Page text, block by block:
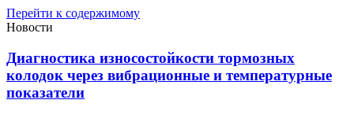
Перейти к содержимому
Новости
тормозных
и температурные
Экологически
их использование